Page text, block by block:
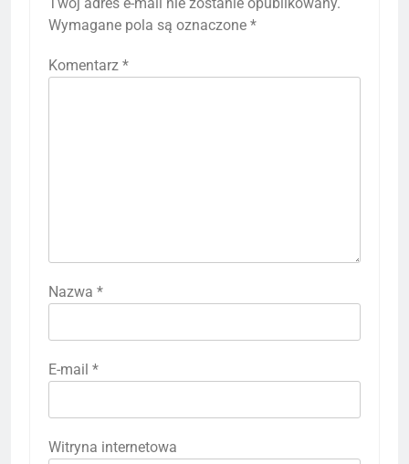
Wymagane pola są oznaczone *
Komentarz *
Nazwa *
E-mail *
Witryna internetowa